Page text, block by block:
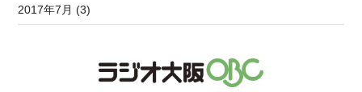
2017年7月 (3)